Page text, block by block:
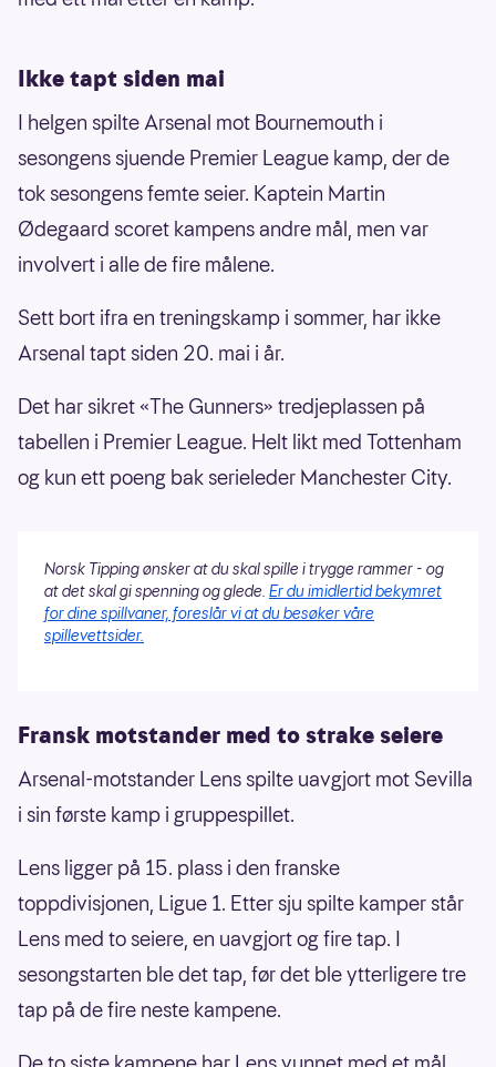
Ikke tapt siden mai
I helgen spilte Arsenal mot Bournemouth i
sesongens sjuende Premier League kamp, der de
tok sesongens femte seier. Kaptein Martin
Ødegaard scoret kampens andre mål, men var
involvert i alle de fire målene.
Sett bort ifra en treningskamp i sommer, har ikke
Arsenal tapt siden 20. mai i år.
Det har sikret «The Gunners» tredjeplassen på
tabellen i Premier League. Helt likt med Tottenham
og kun ett poeng bak serieleder Manchester City.
Norsk Tipping ønsker at du skal spille i trygge rammer - og
at det skal gi spenning og glede. Er du imidlertid bekymret
for dine spillvaner, foreslår vi at du besøker våre
spillevettsider.
Fransk motstander med to strake seiere
Arsenal-motstander Lens spilte uavgjort mot Sevilla
i sin første kamp i gruppespillet.
Lens ligger på 15. plass i den franske
toppdivisjonen, Ligue 1. Etter sju spilte kamper står
Lens med to seiere, en uavgjort og fire tap. I
sesongstarten ble det tap, før det ble ytterligere tre
tap på de fire neste kampene.